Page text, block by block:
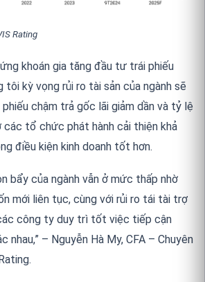
Rating
khoán gia tăng đầu tư trái phiếu
tôi kỳ vọng rủi ro tài sản của ngành sẽ
chậm trả gốc lãi giảm dần và tỷ lệ
các tổ chức phát hành cải thiện khả
điều kiện kinh doanh tốt hơn.
bẩy của ngành vẫn ở mức thấp nhờ
mới liên tục, cùng với rủi ro tái tài trợ
công ty duy trì tốt việc tiếp cận
nhau,” – Nguyễn Hà My, CFA – Chuyên